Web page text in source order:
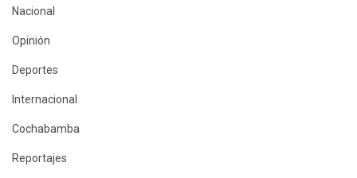
Nacional
Opinión
Deportes
Internacional
Cochabamba
Reportajes